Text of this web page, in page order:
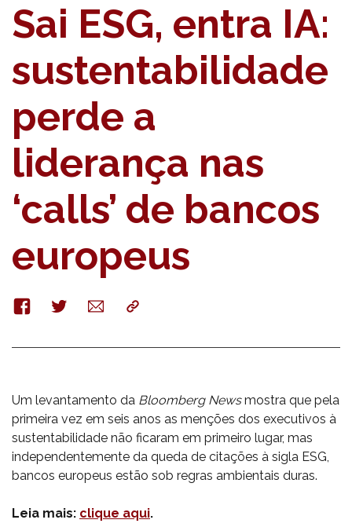
Sai ESG, entra IA:
sustentabilidade
perde a
liderança nas
‘calls’ de bancos
europeus
FacebookTwitterE-
mail
Copy
Um levantamento da Bloomberg Newsmostra que pela
primeira vez em seis anos as menções dos executivos à
sustentabilidade não ficaram em primeiro lugar, mas
independentemente da queda de citações à sigla ESG,
bancos europeus estão sob regras ambientais duras.
Leia mais: clique aqui.